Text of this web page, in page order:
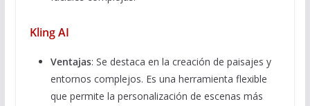
Kling AI
Ventajas: Se destaca en la creación de paisajes y
entornos complejos. Es una herramienta flexible
que permite la personalización de escenas más